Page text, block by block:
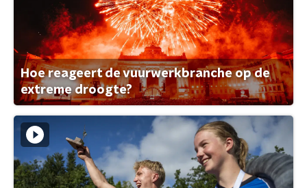
Hoe reageert de vuurwerkbranche op de
extreme droogte?